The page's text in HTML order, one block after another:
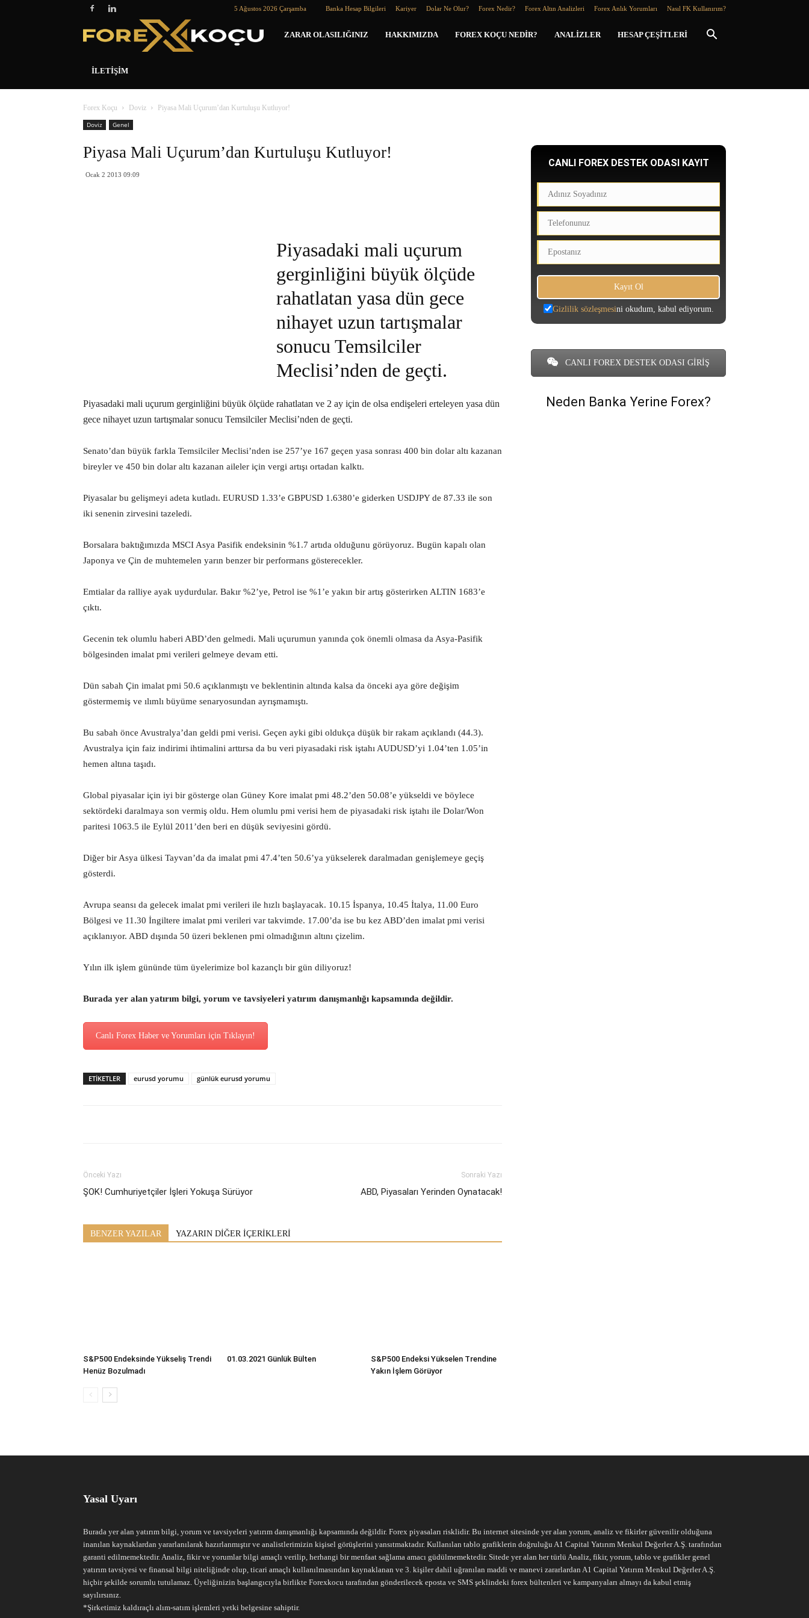
5 Ağustos 2026 Çarşamba Banka Hesap Bilgileri Kariyer Dolar Ne Olur? Forex Nedir? Forex Altın Analizleri Forex Anlık Yorumları Nasıl FK Kullanırım?
Forex
ZARAR OLASILIĞINIZ HAKKIMIZDA FOREX KOÇU NEDIR? ANALIZLER HESAP ÇEŞITLERI
İLETIŞIM
Forex Koçu Doviz
Piyasa Mali Uçurum’dan Kurtuluşu Kutluyor!
Doviz
Genel
Piyasa Mali Uçurum’dan Kurtuluşu Kutluyor!
Ocak 2 2013 09:09
Piyasadaki mali uçurum
gerginliğini büyük ölçüde
rahatlatan yasa dün gece
nihayet uzun tartışmalar
sonucu Temsilciler
Meclisi’nden de geçti.
Piyasadaki mali uçurum gerginliğini büyük ölçüde rahatlatan ve 2 ay için de olsa endişeleri erteleyen yasa dün
gece nihayet uzun tartışmalar sonucu Temsilciler Meclisi’nden de geçti.
Senato’dan büyük farkla Temsilciler Meclisi’nden ise 257’ye 167 geçen yasa sonrası 400 bin dolar altı kazanan
bireyler ve 450 bin dolar altı kazanan aileler için vergi artışı ortadan kalktı.
Piyasalar bu gelişmeyi adeta kutladı. EURUSD 1.33’e GBPUSD 1.6380’e giderken USDJPY de 87.33 ile son
iki senenin zirvesini tazeledi.
Borsalara baktığımızda MSCI Asya Pasifik endeksinin %1.7 artıda olduğunu görüyoruz. Bugün kapalı olan
Japonya ve Çin de muhtemelen yarın benzer bir performans gösterecekler.
Emtialar da ralliye ayak uydurdular. Bakır %2’ye, Petrol ise %1’e yakın bir artış gösterirken ALTIN 1683’e
çıktı.
Gecenin tek olumlu haberi ABD’den gelmedi. Mali uçurumun yanında çok önemli olmasa da Asya-Pasifik
bölgesinden imalat pmi verileri gelmeye devam etti.
Dün sabah Çin imalat pmi 50.6 açıklanmıştı ve beklentinin altında kalsa da önceki aya göre değişim
göstermemiş ve ılımlı büyüme senaryosundan ayrışmamıştı.
Bu sabah önce Avustralya’dan geldi pmi verisi. Geçen ayki gibi oldukça düşük bir rakam açıklandı (44.3).
Avustralya için faiz indirimi ihtimalini arttırsa da bu veri piyasadaki risk iştahı AUDUSD’yi 1.04’ten 1.05’in
hemen altına taşıdı.
Global piyasalar için iyi bir gösterge olan Güney Kore imalat pmi 48.2’den 50.08’e yükseldi ve böylece
sektördeki daralmaya son vermiş oldu. Hem olumlu pmi verisi hem de piyasadaki risk iştahı ile Dolar/Won
paritesi 1063.5 ile Eylül 2011’den beri en düşük seviyesini gördü.
Diğer bir Asya ülkesi Tayvan’da da imalat pmi 47.4’ten 50.6’ya yükselerek daralmadan genişlemeye geçiş
gösterdi.
Avrupa seansı da gelecek imalat pmi verileri ile hızlı başlayacak. 10.15 İspanya, 10.45 İtalya, 11.00 Euro
Bölgesi ve 11.30 İngiltere imalat pmi verileri var takvimde. 17.00’da ise bu kez ABD’den imalat pmi verisi
açıklanıyor. ABD dışında 50 üzeri beklenen pmi olmadığının altını çizelim.
Yılın ilk işlem gününde tüm üyelerimize bol kazançlı bir gün diliyoruz!
Burada yer alan yatırım bilgi, yorum ve tavsiyeleri yatırım danışmanlığı kapsamında değildir.
Canlı Forex Haber ve Yorumları için Tıklayın!
ETİKETLER eurusd yorumu günlük eurusd yorumu
Önceki Yazı
ŞOK! Cumhuriyetçiler İşleri Yokuşa Sürüyor
Sonraki Yazı
ABD, Piyasaları Yerinden Oynatacak!
BENZER YAZILAR YAZARIN DİĞER İÇERİKLERİ
S&P500 Endeksinde Yükseliş Trendi
Henüz Bozulmadı
01.03.2021 Günlük Bülten
S&P500 Endeksi Yükselen Trendine
Yakın İşlem Görüyor
CANLI FOREX DESTEK ODASI KAYIT
Gizlilik sözleşmesini okudum, kabul ediyorum.
CANLI FOREX DESTEK ODASI GİRİŞ
Neden Banka Yerine Forex?
Yasal Uyarı
Burada yer alan yatırım bilgi, yorum ve tavsiyeleri yatırım danışmanlığı kapsamında değildir. Forex piyasaları risklidir. Bu internet sitesinde yer alan yorum, analiz ve fikirler güvenilir olduğuna
inanılan kaynaklardan yararlanılarak hazırlanmıştır ve analistlerimizin kişisel görüşlerini yansıtmaktadır. Kullanılan tablo grafiklerin doğruluğu A1 Capital Yatırım Menkul Değerler A.Ş. tarafından
garanti edilmemektedir. Analiz, fikir ve yorumlar bilgi amaçlı verilip, herhangi bir menfaat sağlama amacı güdülmemektedir. Sitede yer alan her türlü Analiz, fikir, yorum, tablo ve grafikler genel
yatırım tavsiyesi ve finansal bilgi niteliğinde olup, ticari amaçlı kullanılmasından kaynaklanan ve 3. kişiler dahil uğranılan maddi ve manevi zararlardan A1 Capital Yatırım Menkul Değerler A.Ş.
hiçbir şekilde sorumlu tutulamaz. Üyeliğinizin başlangıcıyla birlikte Forexkocu tarafından gönderilecek eposta ve SMS şeklindeki forex bültenleri ve kampanyaları almayı da kabul etmiş
sayılırsınız.
*Şirketimiz kaldıraçlı alım-satım işlemleri yetki belgesine sahiptir.